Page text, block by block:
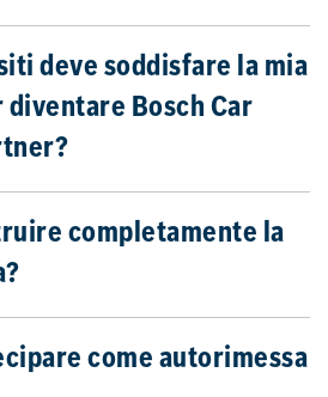
deve soddisfare la mia
Bosch Car
completamente la
come autorimessa